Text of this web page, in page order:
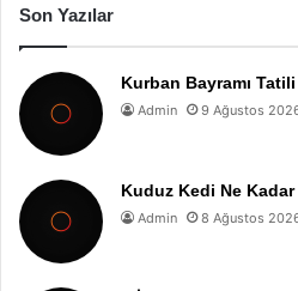
Son Yazılar
Kurban Bayramı
Admin 9 Ağustos
Kuduz Kedi Ne
Admin 8 Ağustos